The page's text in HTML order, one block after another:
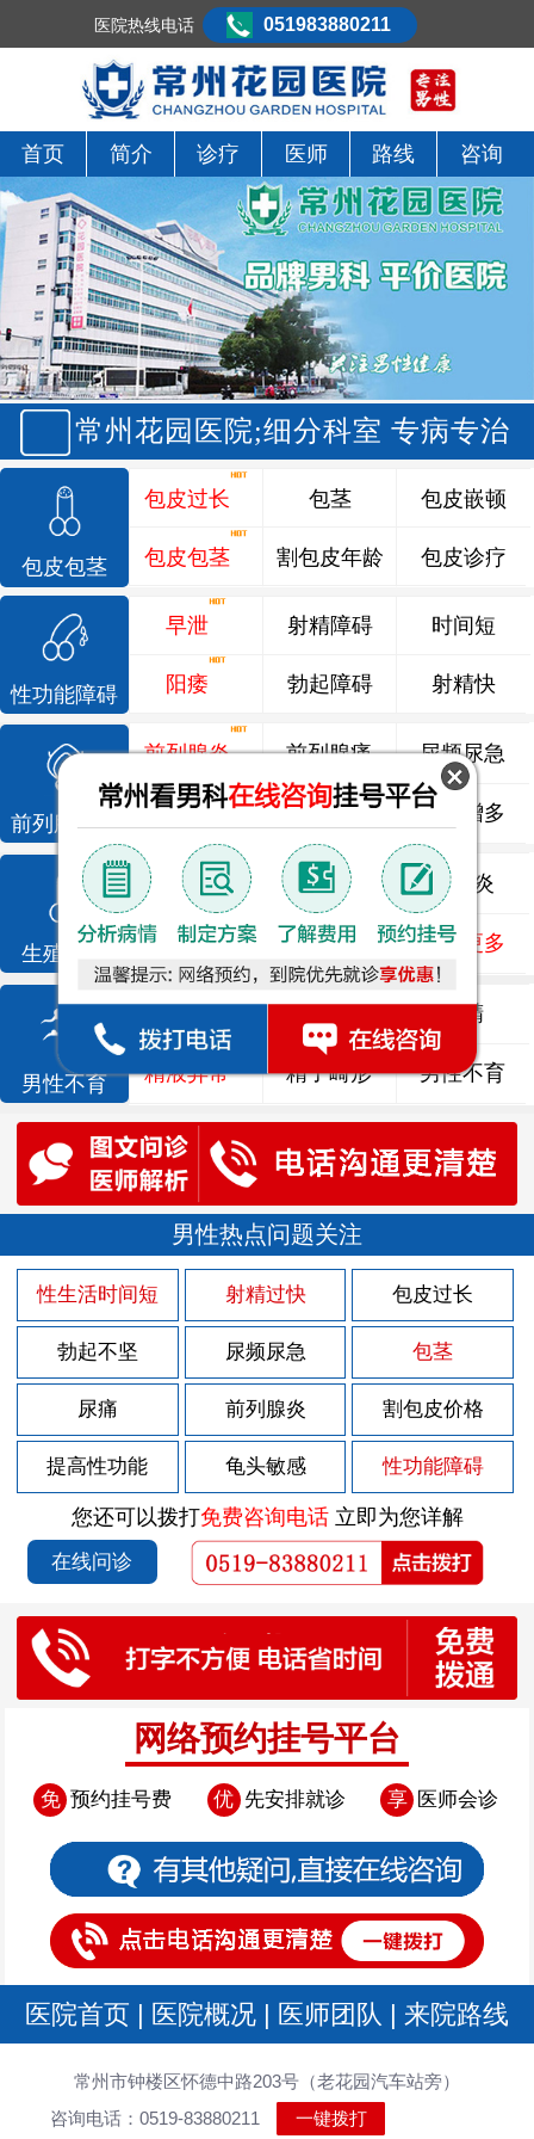
首页 简介 诊疗 医师 路线 咨询
常州花园医院;细分科室 专病专治
包皮包茎
包皮过长
包皮包茎
包茎
割包皮年龄
包皮嵌顿
包皮诊疗
性功能障碍
早泄
阳痿
射精障碍
勃起障碍
时间短
射精快
前列腺疾病
前列腺炎 前列腺痛 尿频尿急
前列腺增生 排尿不畅 夜尿增多
生殖感染
龟头炎 睾丸炎 尿道炎
尿相关 泌尿感染 了解更多
男性不育
死精 少精 弱精
精液异常 精子畸形 男性不育
男性热点问题关注
性生活时间短 射精过快 包皮过长
勃起不坚 尿频尿急 包茎
尿痛 前列腺炎 割包皮价格
提高性功能 龟头敏感 性功能障碍
您还可以拨打免费咨询电话立即为您详解
在线问诊
网络预约挂号平台
免 预约挂号费 优 先安排就诊 享 医师会诊
医院首页 | 医院概况 | 医师团队 | 来院路线
常州市钟楼区怀德中路203号（老花园汽车站旁）
咨询电话：0519-83880211
一键拨打
医院热线电话 051983880211